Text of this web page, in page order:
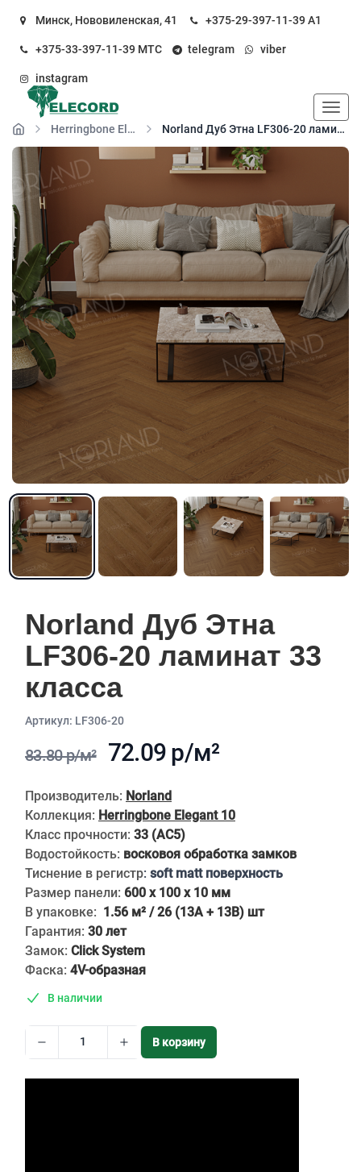
Минск, Нововиленская, 41 +375-29-397-11-39А1
+375-33-397-11-39 МТС telegram viber
instagram
Herringbone Elegant 10
Norland Дуб Этна LF306-20 ламинат 33 класса
Norland Дуб Этна
LF306-20 ламинат 33
класса
Aртикул: LF306-20
83.80 р/м² 72.09 р/м²
Описание
Производитель: Norland
Коллекция: Herringbone Elegant 10
Класс прочности: 33 (АС5)
Водостойкость: восковоя обработка замков
Тиснение в регистр: soft matt поверхность
Размер панели: 600 x 100 x 10 мм
В упаковке: 1.56 м² / 26 (13A + 13B) шт
Гарантия: 30 лет
Замок: Click System
Фаска: 4V-образная
В наличии
В корзину